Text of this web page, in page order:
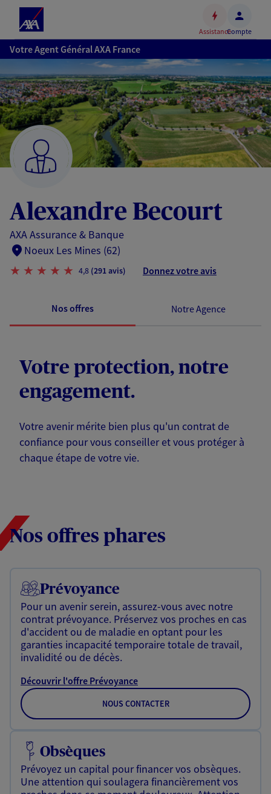
Accéder
au
contenu
principal
Accéder
au
pied
de
page
AssistanceCompte
Votre Agent Général AXA France
Alexandre Becourt
AXA Assurance & Banque
Noeux Les Mines (62)
4,8 (291 avis) Donnez votre avis
Nos offres Notre Agence
Votre protection, notre
engagement.
Votre avenir mérite bien plus qu'un contrat de
confiance pour vous conseiller et vous protéger à
chaque étape de votre vie.
Nos offres phares
Prévoyance
Pour un avenir serein, assurez-vous avec notre
contrat prévoyance. Préservez vos proches en cas
d'accident ou de maladie en optant pour les
garanties incapacité temporaire totale de travail,
invalidité ou de décès.
Découvrir l'offre Prévoyance
NOUS CONTACTER
Obsèques
Prévoyez un capital pour financer vos obsèques.
Une attention qui soulagera financièrement vos